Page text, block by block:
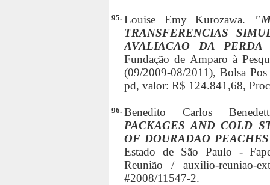
95. Louise Emy Kurozawa.
TRANSFERENCIAS
AVALIACAO DA
Fundação de Amparo à
(09/2009-08/2011), Bolsa
pd, valor: R$ 124.841,68,
96. Benedito Carlos
PACKAGES AND COLD
OF DOURADAO
Estado de São Paulo -
Reunião / auxilio-reuniao-
#2008/11547-2.